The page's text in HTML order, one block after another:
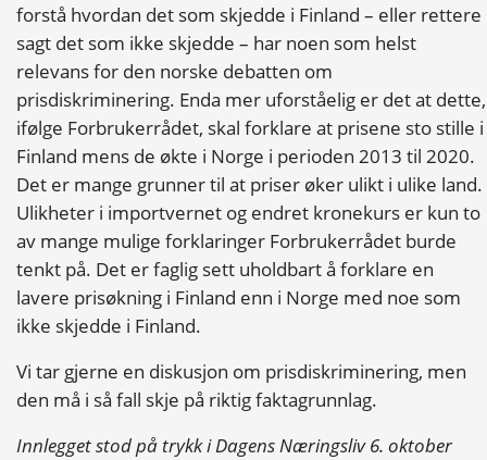
forstå hvordan det som skjedde i Finland – eller rettere
sagt det som ikke skjedde – har noen som helst
relevans for den norske debatten om
prisdiskriminering. Enda mer uforståelig er det at dette,
ifølge Forbrukerrådet, skal forklare at prisene sto stille i
Finland mens de økte i Norge i perioden 2013 til 2020.
Det er mange grunner til at priser øker ulikt i ulike land.
Ulikheter i importvernet og endret kronekurs er kun to
av mange mulige forklaringer Forbrukerrådet burde
tenkt på. Det er faglig sett uholdbart å forklare en
lavere prisøkning i Finland enn i Norge med noe som
ikke skjedde i Finland.
Vi tar gjerne en diskusjon om prisdiskriminering, men
den må i så fall skje på riktig faktagrunnlag.
Innlegget stod på trykk i Dagens Næringsliv 6. oktober